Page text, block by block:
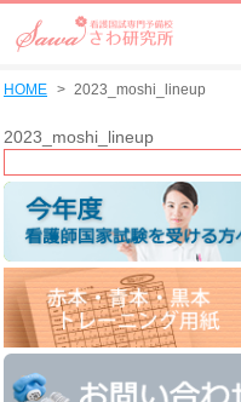
HOME 2023_moshi_lineup
2023_moshi_lineup